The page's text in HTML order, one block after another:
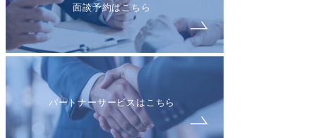
面談予約はこちら
パートナーサービスはこちら